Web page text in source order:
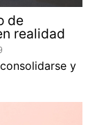
de
realidad
y